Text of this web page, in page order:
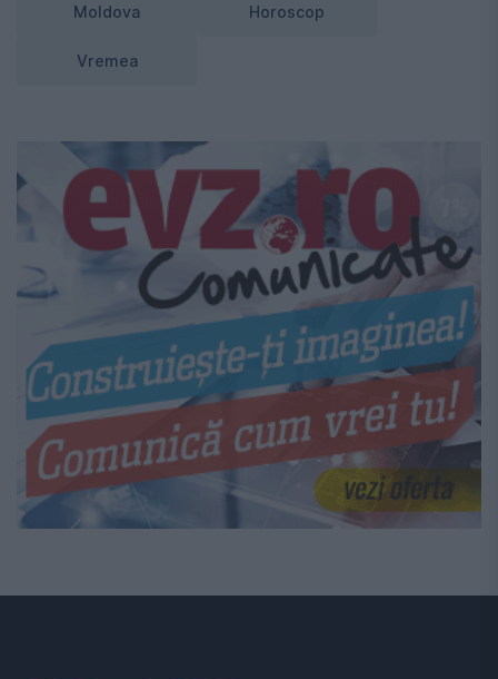
Moldova Horoscop
Vremea